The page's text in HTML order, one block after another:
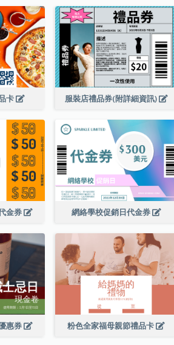
卡 服裝店禮品券(附詳細資訊)
金券 網絡學校促銷日代金券
惠券 粉色全家福母親節禮品卡